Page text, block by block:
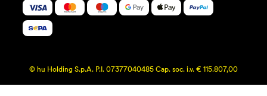
© hu Holding S.p.A. P.I. 07377040485 Cap. soc. i.v. € 115.807,00